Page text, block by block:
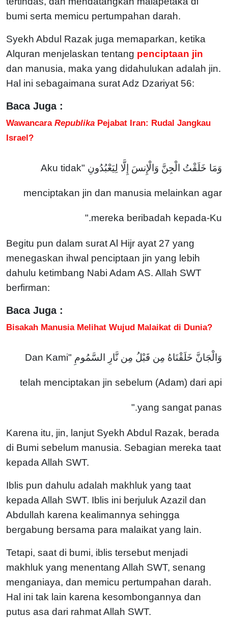
bumi serta memicu pertumpahan darah.
Syekh Abdul Razak juga memaparkan, ketika
Alquran menjelaskan tentang penciptaan jin
dan manusia, maka yang didahulukan adalah jin.
Hal ini sebagaimana surat Adz Dzariyat 56:
Baca Juga :
WawancaraRepublika Pejabat Iran: Rudal Jangkau
Israel?
وَمَا خَلَقْتُ الْجِنَّ وَالْإِنسَ إِلَّا لِيَعْبُدُونِ "Aku tidak
menciptakan jin dan manusia melainkan agar
mereka beribadah kepada-Ku."
Begitu pun dalam surat Al Hijr ayat 27 yang
menegaskan ihwal penciptaan jin yang lebih
dahulu ketimbang Nabi Adam AS. Allah SWT
berfirman:
Baca Juga :
Bisakah Manusia Melihat Wujud Malaikat di Dunia?
وَالْجَانَّ خَلَقْنَاهُ مِن قَبْلُ مِن نَّارِ السَّمُومِ "Dan Kami
telah menciptakan jin sebelum (Adam) dari api
yang sangat panas."
Karena itu, jin, lanjut Syekh Abdul Razak, berada
di Bumi sebelum manusia. Sebagian mereka taat
kepada Allah SWT.
Iblis pun dahulu adalah makhluk yang taat
kepada Allah SWT. Iblis ini berjuluk Azazil dan
Abdullah karena kealimannya sehingga
bergabung bersama para malaikat yang lain.
Tetapi, saat di bumi, iblis tersebut menjadi
makhluk yang menentang Allah SWT, senang
menganiaya, dan memicu pertumpahan darah.
Hal ini tak lain karena kesombongannya dan
putus asa dari rahmat Allah SWT.